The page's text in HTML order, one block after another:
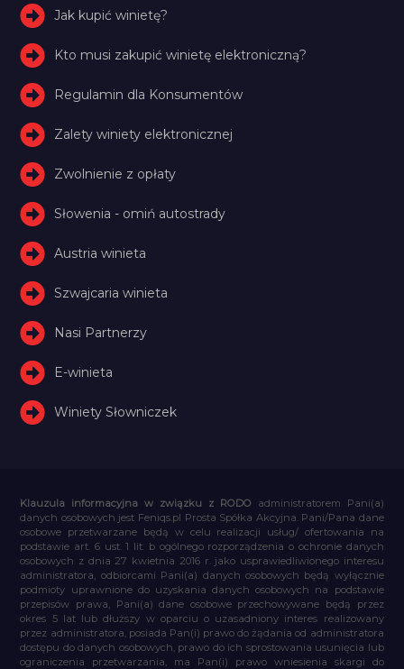
Jak kupić winietę?
Kto musi zakupić winietę elektroniczną?
Regulamin dla Konsumentów
Zalety winiety elektronicznej
Zwolnienie z opłaty
Słowenia - omiń autostrady
Austria winieta
Szwajcaria winieta
Nasi Partnerzy
E-winieta
Winiety Słowniczek
Klauzula informacyjna w związku z RODO administratorem Pani(a)
danych osobowych jest Feniqs.pl Prosta Spółka Akcyjna. Pani/Pana dane
osobowe przetwarzane będą w celu realizacji usług/ ofertowania na
podstawie art. 6 ust. 1 lit. b ogólnego rozporządzenia o ochronie danych
osobowych z dnia 27 kwietnia 2016 r. jako usprawiedliwionego interesu
administratora, odbiorcami Pani(a) danych osobowych będą wyłącznie
podmioty uprawnione do uzyskania danych osobowych na podstawie
przepisów prawa, Pani(a) dane osobowe przechowywane będą przez
okres 5 lat lub dłuższy w oparciu o uzasadniony interes realizowany
przez administratora, posiada Pan(i) prawo do żądania od administratora
dostępu do danych osobowych, prawo do ich sprostowania usunięcia lub
ograniczenia przetwarzania, ma Pan(i) prawo wniesienia skargi do